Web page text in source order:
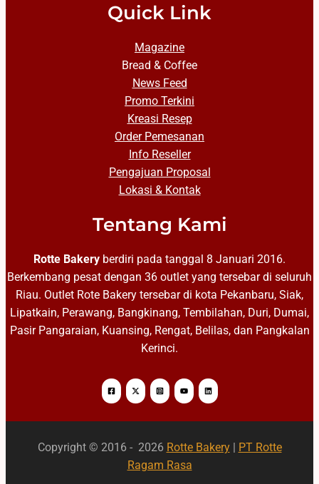
Quick Link
Magazine
Bread & Coffee
News Feed
Promo Terkini
Kreasi Resep
Order Pemesanan
Info Reseller
Pengajuan Proposal
Lokasi & Kontak
Tentang Kami
Rotte Bakery berdiri pada tanggal 8 Januari 2016.
Berkembang pesat dengan 36 outlet yang tersebar di seluruh
Riau. Outlet Rote Bakery tersebar di kota Pekanbaru, Siak,
Lipatkain, Perawang, Bangkinang, Tembilahan, Duri, Dumai,
Pasir Pangaraian, Kuansing, Rengat, Belilas, dan Pangkalan
Kerinci.
Copyright © 2016 - 2026 Rotte Bakery|
PT Rotte
Ragam Rasa